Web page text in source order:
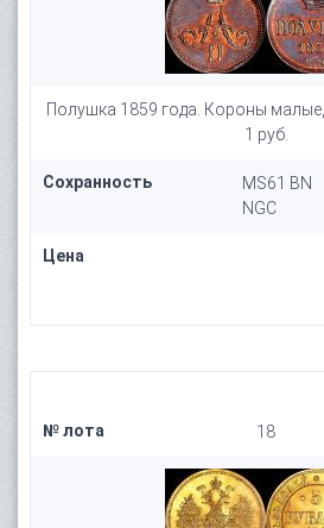
Полушка 1859 года. Короны
1 руб.
Сохранность
MS61 BN
NGC
Цена
№ лота 18